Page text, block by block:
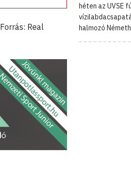
Forrás: Real
héten az UVSE
halmozó